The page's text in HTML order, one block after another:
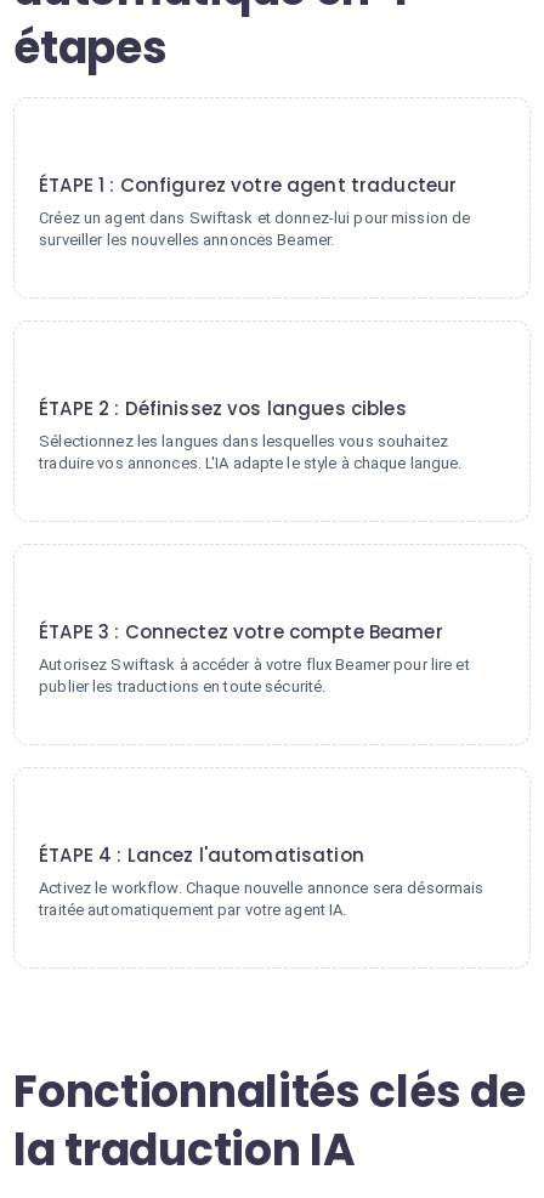
étapes
ÉTAPE 1 : Configurez votre agent traducteur
Créez un agent dans Swiftask et donnez-lui pour mission de
surveiller les nouvelles annonces Beamer.
ÉTAPE 2 : Définissez vos langues cibles
Sélectionnez les langues dans lesquelles vous souhaitez
traduire vos annonces. L'IA adapte le style à chaque langue.
ÉTAPE 3 : Connectez votre compte Beamer
Autorisez Swiftask à accéder à votre flux Beamer pour lire et
publier les traductions en toute sécurité.
ÉTAPE 4 : Lancez l'automatisation
Activez le workflow. Chaque nouvelle annonce sera désormais
traitée automatiquement par votre agent IA.
Fonctionnalités clés de
la traduction IA